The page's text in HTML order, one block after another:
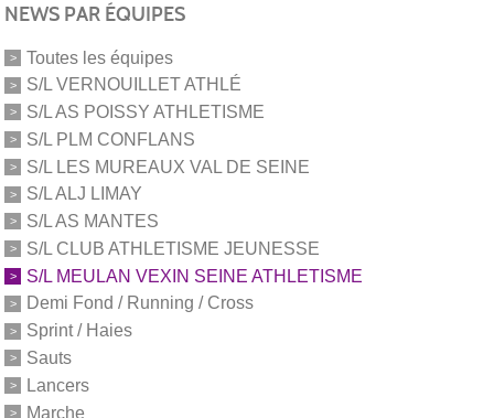
NEWS PAR ÉQUIPES
Toutes les équipes
S/L VERNOUILLET ATHLÉ
S/L AS POISSY ATHLETISME
S/L PLM CONFLANS
S/L LES MUREAUX VAL DE SEINE
S/L ALJ LIMAY
S/L AS MANTES
S/L CLUB ATHLETISME JEUNESSE
S/L MEULAN VEXIN SEINE ATHLETISME
Demi Fond / Running / Cross
Sprint / Haies
Sauts
Lancers
Marche